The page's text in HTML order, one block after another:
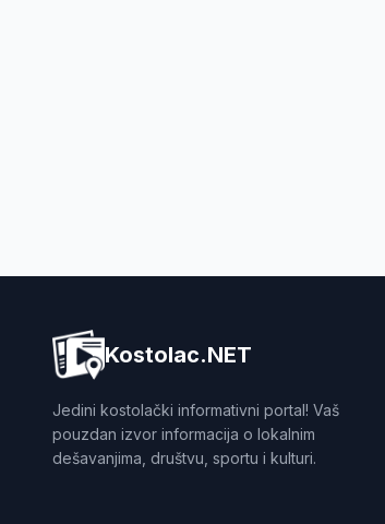
Kostolac.NET
Jedini kostolački informativni portal! Vaš
pouzdan izvor informacija o lokalnim
dešavanjima, društvu, sportu i kulturi.